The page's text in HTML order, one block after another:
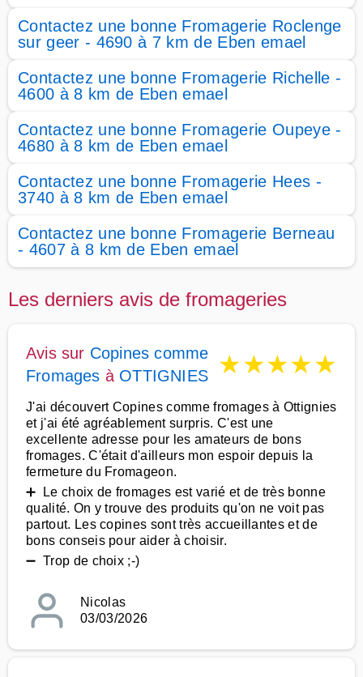
Contactez une bonne Fromagerie Roclenge
sur geer - 4690 à 7 km de Eben emael
Contactez une bonne Fromagerie Richelle -
4600 à 8 km de Eben emael
Contactez une bonne Fromagerie Oupeye -
4680 à 8 km de Eben emael
Contactez une bonne Fromagerie Hees -
3740 à 8 km de Eben emael
Contactez une bonne Fromagerie Berneau
- 4607 à 8 km de Eben emael
Les derniers avis de fromageries
Avis sur Copines comme
Fromages à OTTIGNIES ★★★★★
J'ai découvert Copines comme fromages à Ottignies
et j'ai été agréablement surpris. C'est une
excellente adresse pour les amateurs de bons
fromages. C'était d'ailleurs mon espoir depuis la
fermeture du Fromageon.
➕ Le choix de fromages est varié et de très bonne
qualité. On y trouve des produits qu'on ne voit pas
partout. Les copines sont très accueillantes et de
bons conseis pour aider à choisir.
➖ Trop de choix ;-)
Nicolas
03/03/2026